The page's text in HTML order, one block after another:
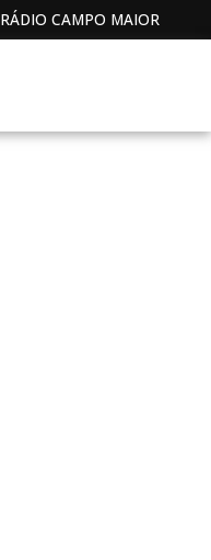
RÁDIO CAMPO MAIOR